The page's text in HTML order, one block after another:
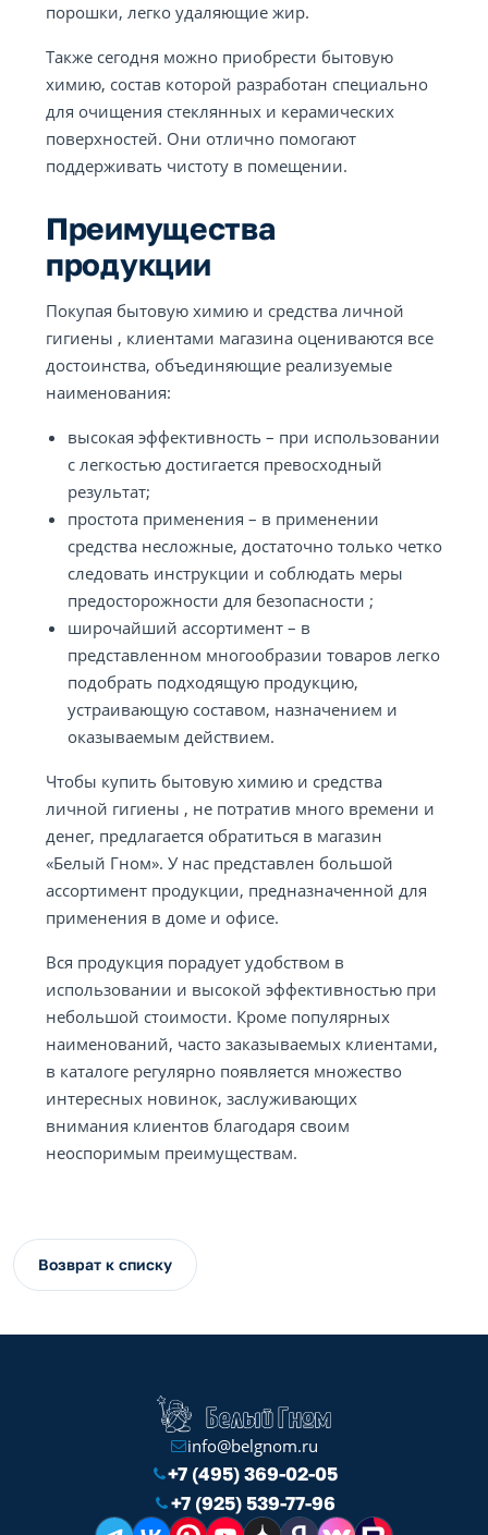
порошки, легко удаляющие жир.
Также сегодня можно приобрести бытовую
химию, состав которой разработан специально
для очищения стеклянных и керамических
поверхностей. Они отлично помогают
поддерживать чистоту в помещении.
Преимущества
продукции
Покупая бытовую химию и средства личной
гигиены , клиентами магазина оцениваются все
достоинства, объединяющие реализуемые
наименования:
высокая эффективность – при использовании
с легкостью достигается превосходный
результат;
простота применения – в применении
средства несложные, достаточно только четко
следовать инструкции и соблюдать меры
предосторожности для безопасности ;
широчайший ассортимент – в
представленном многообразии товаров легко
подобрать подходящую продукцию,
устраивающую составом, назначением и
оказываемым действием.
Чтобы купить бытовую химию и средства
личной гигиены , не потратив много времени и
денег, предлагается обратиться в магазин
«Белый Гном». У нас представлен большой
ассортимент продукции, предназначенной для
применения в доме и офисе.
Вся продукция порадует удобством в
использовании и высокой эффективностью при
небольшой стоимости. Кроме популярных
наименований, часто заказываемых клиентами,
в каталоге регулярно появляется множество
интересных новинок, заслуживающих
внимания клиентов благодаря своим
неоспоримым преимуществам.
Возврат к списку
info@belgnom.ru
+7 (495) 369-02-05
+7 (925) 539-77-96